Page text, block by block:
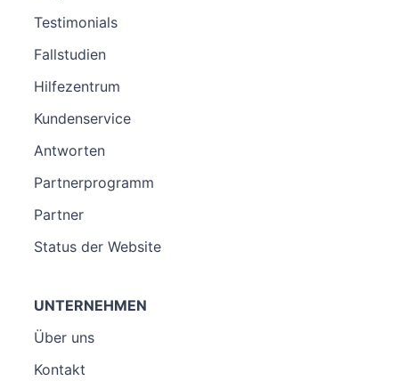
Testimonials
Fallstudien
Hilfezentrum
Kundenservice
Antworten
Partnerprogramm
Partner
Status der Website
UNTERNEHMEN
Über uns
Kontakt